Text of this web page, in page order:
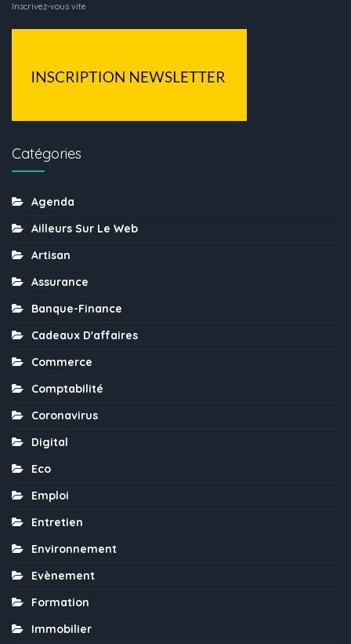
Inscrivez-vous vite
Catégories
Agenda
Ailleurs Sur Le Web
Artisan
Assurance
Banque-Finance
Cadeaux D'affaires
Commerce
Comptabilité
Coronavirus
Digital
Eco
Emploi
Entretien
Environnement
Evènement
Formation
Immobilier